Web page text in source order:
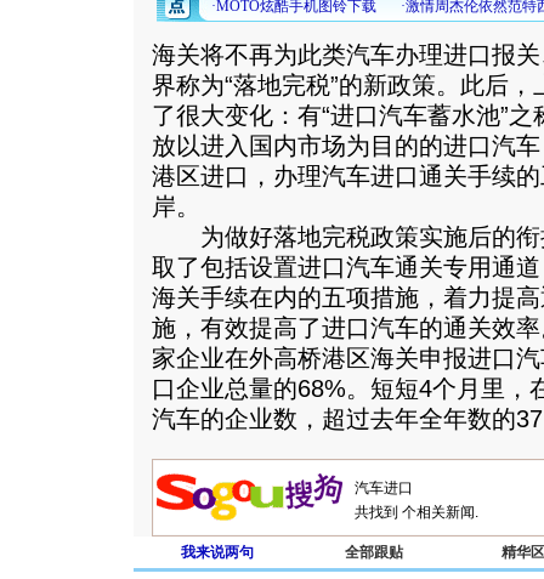
海关将不再为此类汽车办理进口报
界称为“落地完税”的新政策。此后
了很大变化：有“进口汽车蓄水池”
放以进入国内市场为目的的进口汽
港区进口，办理汽车进口通关手续
岸。
为做好落地完税政策实施后的衔
取了包括设置进口汽车通关专用通
海关手续在内的五项措施，着力提
施，有效提高了进口汽车的通关效
家企业在外高桥港区海关申报进口
口企业总量的68%。短短4个月里，
汽车的企业数，超过去年全年数的
共找到 个相关新闻.
我来说两句 全部跟贴 精华区